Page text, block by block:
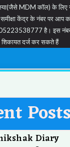
MDM कॉल) के लिए
समीक्षा केंद्र के नंबर पर आप
है। इस
दर्ज कर सकते हैं
Posts
Diary